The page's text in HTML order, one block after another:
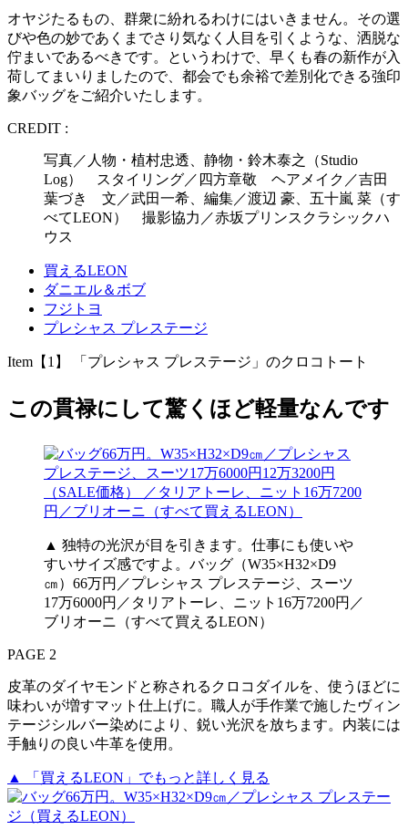
オヤジたるもの、群衆に紛れるわけにはいきません。その選
びや色の妙であくまでさり気なく人目を引くような、洒脱な
佇まいであるべきです。というわけで、早くも春の新作が入
荷してまいりましたので、都会でも余裕で差別化できる強印
象バッグをご紹介いたします。
CREDIT :
写真／人物・植村忠透、静物・鈴木泰之（Studio
Log） スタイリング／四方章敬 ヘアメイク／吉田
葉づき 文／武田一希、編集／渡辺 豪、五十嵐 菜（す
べてLEON） 撮影協力／赤坂プリンスクラシックハ
ウス
買えるLEON
ダニエル＆ボブ
フジトヨ
プレシャス プレステージ
Item【1】 「プレシャス プレステージ」のクロコトート
この貫禄にして驚くほど軽量なんです
▲ 独特の光沢が目を引きます。仕事にも使いや
すいサイズ感ですよ。バッグ（W35×H32×D9
㎝）66万円／プレシャス プレステージ、スーツ
17万6000円／タリアトーレ、ニット16万7200円／
ブリオーニ（すべて買えるLEON）
PAGE 2
皮革のダイヤモンドと称されるクロコダイルを、使うほどに
味わいが増すマット仕上げに。職人が手作業で施したヴィン
テージシルバー染めにより、鋭い光沢を放ちます。内装には
手触りの良い牛革を使用。
▲ 「買えるLEON」でもっと詳しく見る